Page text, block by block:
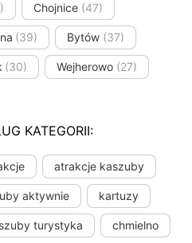
Chojnice (47)
(39) Bytów (37)
(30) Wejherowo (27)
KATEGORII:
atrakcje kaszuby
aktywnie kartuzy
turystyka chmielno